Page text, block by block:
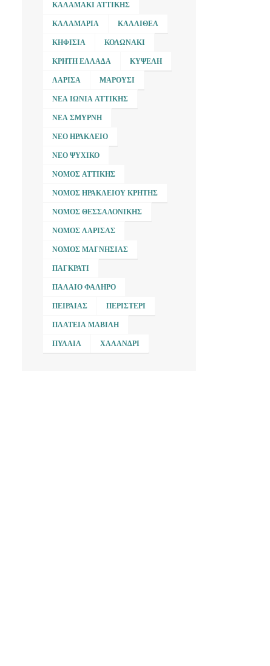
ΚΑΛΑΜΆΚΙ ΑΤΤΙΚΉΣ
ΚΑΛΑΜΑΡΙΆ ΚΑΛΛΙΘΈΑ
ΚΗΦΙΣΙΆ ΚΟΛΩΝΆΚΙ
ΚΡΉΤΗ ΕΛΛΆΔΑ ΚΥΨΈΛΗ
ΛΆΡΙΣΑ ΜΑΡΟΎΣΙ
ΝΈΑ ΙΩΝΊΑ ΑΤΤΙΚΉΣ
ΝΈΑ ΣΜΎΡΝΗ
ΝΈΟ ΗΡΆΚΛΕΙΟ
ΝΈΟ ΨΥΧΙΚΌ
ΝΟΜΌΣ ΑΤΤΙΚΉΣ
ΝΟΜΌΣ ΗΡΑΚΛΕΊΟΥ ΚΡΉΤΗΣ
ΝΟΜΌΣ ΘΕΣΣΑΛΟΝΊΚΗΣ
ΝΟΜΌΣ ΛΆΡΙΣΑΣ
ΝΟΜΌΣ ΜΑΓΝΗΣΊΑΣ
ΠΑΓΚΡΆΤΙ
ΠΑΛΑΙΌ ΦΆΛΗΡΟ
ΠΕΙΡΑΙΆΣ ΠΕΡΙΣΤΈΡΙ
ΠΛΑΤΕΊΑ ΜΑΒΊΛΗ
ΠΥΛΑΊΑ ΧΑΛΆΝΔΡΙ